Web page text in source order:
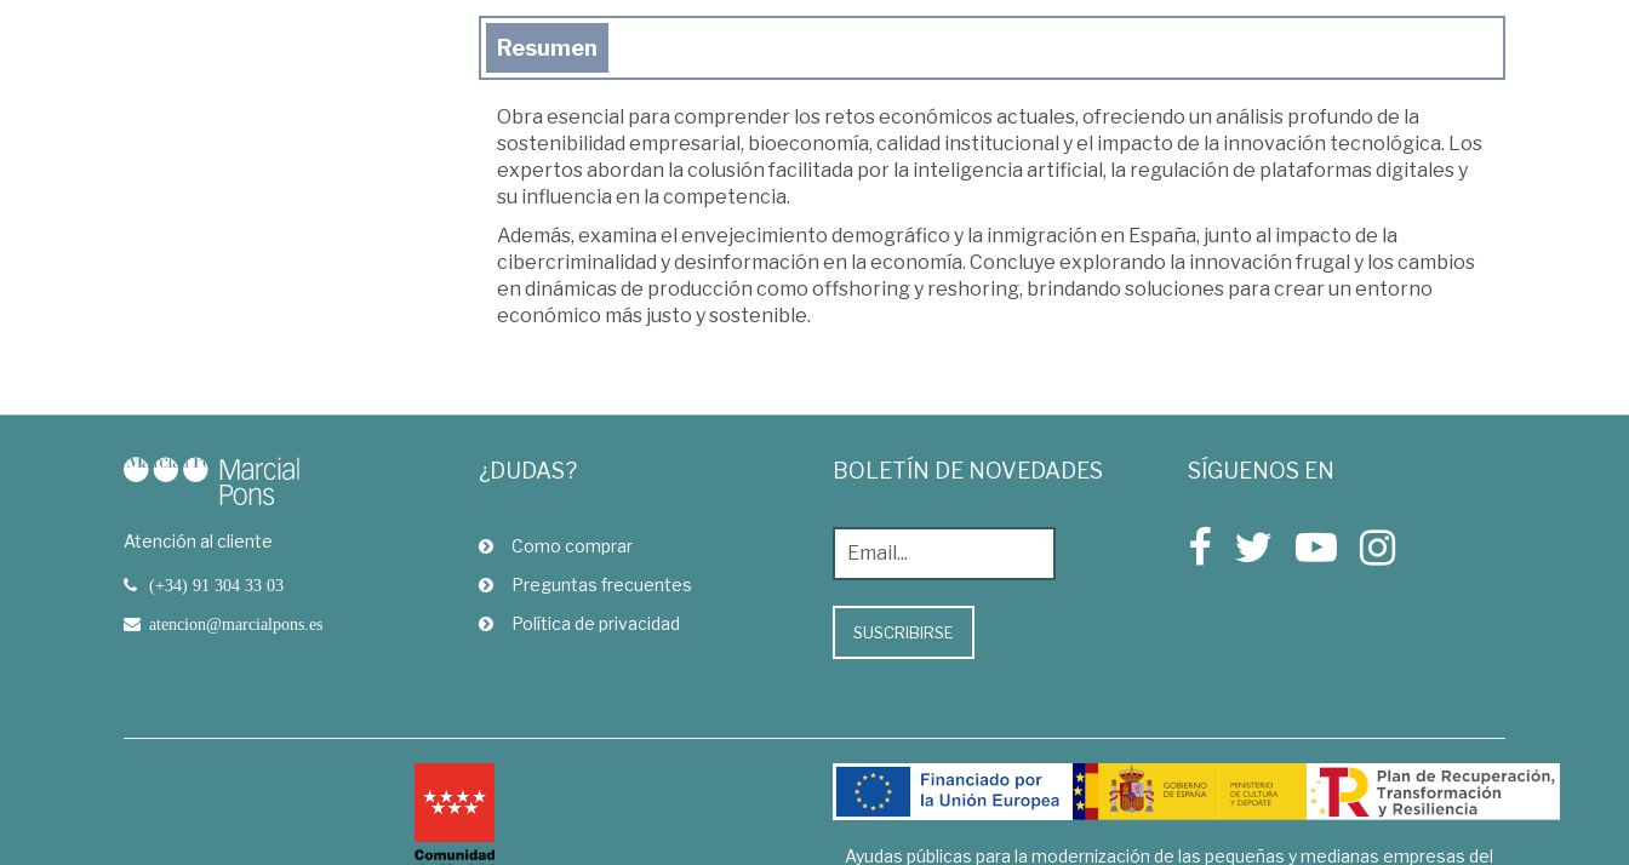
Resumen
Obra esencial para comprender los retos económicos actuales, ofreciendo un análisis profundo de la
sostenibilidad empresarial, bioeconomía, calidad institucional y el impacto de la innovación tecnológica. Los
expertos abordan la colusión facilitada por la inteligencia artificial, la regulación de plataformas digitales y
su influencia en la competencia.
Además, examina el envejecimiento demográfico y la inmigración en España, junto al impacto de la
cibercriminalidad y desinformación en la economía. Concluye explorando la innovación frugal y los cambios
en dinámicas de producción como offshoring y reshoring, brindando soluciones para crear un entorno
económico más justo y sostenible.
Atención al cliente
(+34) 91 304 33 03
atencion@marcialpons.es
¿DUDAS?
Como comprar
Preguntas frecuentes
Política de privacidad
BOLETÍN DE NOVEDADES
SUSCRIBIRSE
SÍGUENOS EN
Ayudas públicas para la modernización de las pequeñas y medianas empresas del